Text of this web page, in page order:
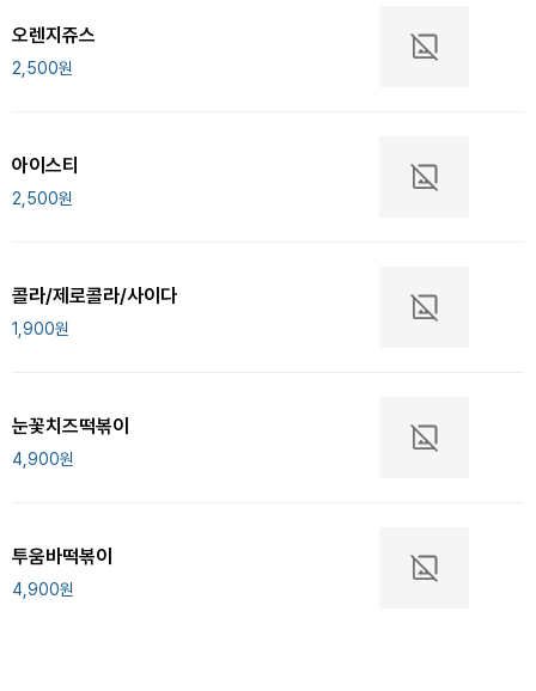
오렌지쥬스
2,500원
아이스티
2,500원
콜라/제로콜라/사이다
1,900원
눈꽃치즈떡볶이
4,900원
투움바떡볶이
4,900원